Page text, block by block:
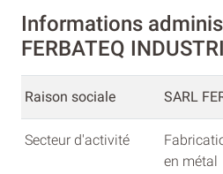
Informations
FERBATEQ
Raison sociale SARL
Secteur d'activité
en métal